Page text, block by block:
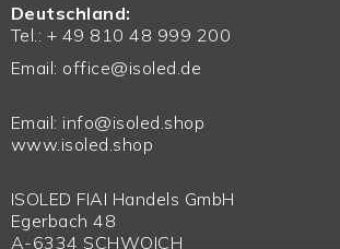
Deutschland:
Tel.: + 49 810 48 999 200
Email: office@isoled.de
Email: info@isoled.shop
www.isoled.shop
ISOLED FIAI Handels GmbH
Egerbach 48
A-6334 SCHWOICH